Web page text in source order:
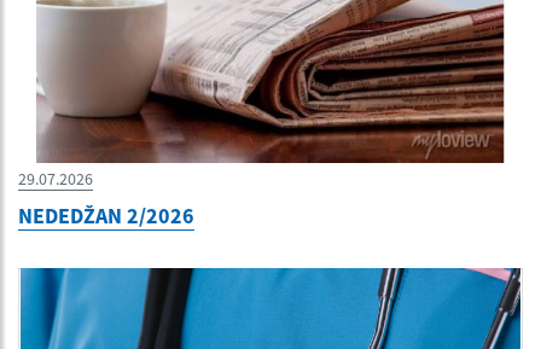
29.07.2026
NEDEDŽAN 2/2026